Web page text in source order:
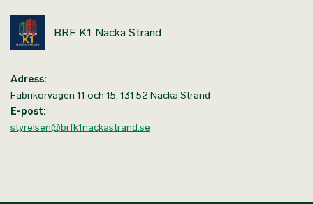
BRF K1 Nacka Strand
Adress:
Fabrikörvägen 11 och 15, 131 52 Nacka Strand
E-post:
styrelsen@brfk1nackastrand.se